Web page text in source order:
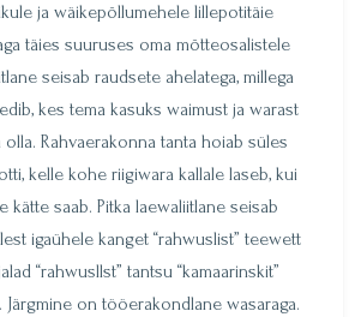
ja wäikepõllumehele lillepotitäie
täies suuruses oma mõtteosalistele
seisab raudsete ahelatega, millega
kes tema kasuks waimust ja warast
Rahvaerakonna tanta hoiab süles
kelle kohe riigiwara kallale laseb, kui
kätte saab. Pitka laewaliitlane seisab
igaühele kanget “rahwuslist” teewett
“rahwusllst” tantsu “kamaarinskit”
Järgmine on tööerakondlane wasaraga.